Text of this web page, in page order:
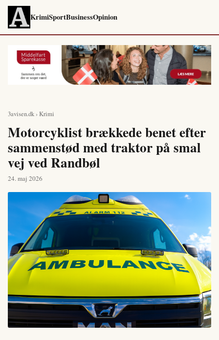
KrimiSportBusinessOpinion
3avisen.dk› Krimi
Motorcyklist brækkede benet efter
sammenstød med traktor på smal
vej ved Randbøl
24. maj 2026